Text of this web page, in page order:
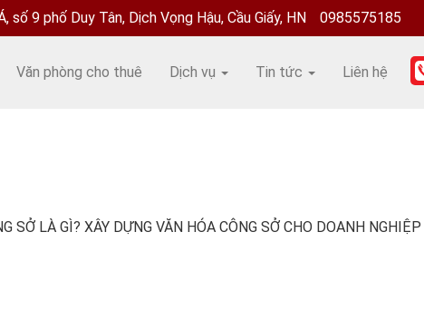
số 9 phố Duy Tân, Dịch Vọng Hậu, Cầu Giấy, HN 0985575185
Văn phòng cho thuê Dịch vụ Tin tức Liên hệ
SỞ LÀ GÌ? XÂY DỰNG VĂN HÓA CÔNG SỞ CHO DOANH NGHIỆP